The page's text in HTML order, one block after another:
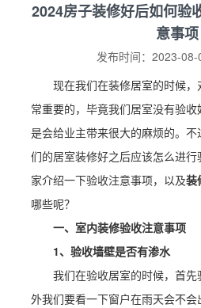
2024房子装修好后如何验
意事项
发布时间：2023-
现在我们在装修居室的时候
常重要的，毕竟我们居室没有验
是会给业主带来很大的麻烦的。
们的居室装修好之后应该怎么进
家介绍一下验收注意事项，以及装
哪些呢？
一、室内装修验收注意事项
1、验收墙壁是否有渗水
我们在验收居室的时候，首
外我们要看一下窗户在雨天会不